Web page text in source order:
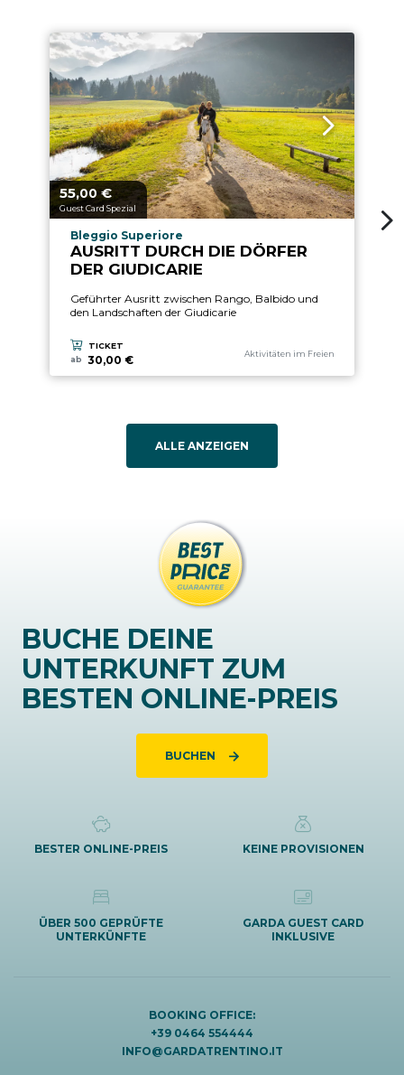
aria.price_from_prefix
55,00 €
Guest Card Spezial
aria.experience_location_prefix
Bleggio Superiore
AUSRITT DURCH DIE DÖRFER
DER GIUDICARIE
Geführter Ausritt zwischen Rango, Balbido und
den Landschaften der Giudicarie
TICKET
ab
30,00 €
aria.experience_category_prefix
Aktivitäten im Freien
ALLE ANZEIGEN
BUCHE DEINE
UNTERKUNFT ZUM
BESTEN ONLINE-PREIS
BUCHEN
BESTER ONLINE-PREIS KEINE PROVISIONEN
ÜBER 500 GEPRÜFTE
UNTERKÜNFTE
GARDA GUEST CARD
INKLUSIVE
BOOKING OFFICE:
+39 0464 554444
INFO@GARDATRENTINO.IT